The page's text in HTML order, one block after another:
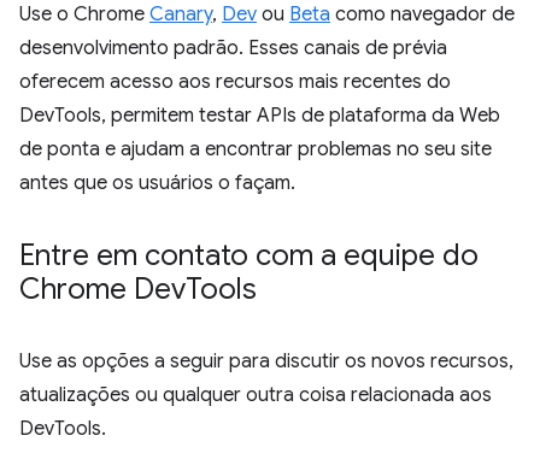
Use o Chrome Canary, Dev ou Beta como navegador de
desenvolvimento padrão. Esses canais de prévia
oferecem acesso aos recursos mais recentes do
DevTools, permitem testar APIs de plataforma da Web
de ponta e ajudam a encontrar problemas no seu site
antes que os usuários o façam.
Entre em contato com a equipe do
Chrome DevTools
Use as opções a seguir para discutir os novos recursos,
atualizações ou qualquer outra coisa relacionada aos
DevTools.